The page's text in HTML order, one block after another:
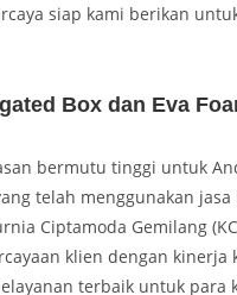
siap kami berikan
Box dan Eva
bermutu tinggi untuk
telah menggunakan jasa
Ciptamoda Gemilang
klien dengan kinerja
terbaik untuk para